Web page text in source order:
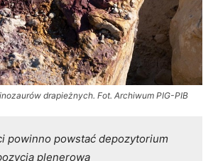
drapieżnych. Fot. Archiwum PIG-PIB
powinno powstać depozytorium
plenerowa